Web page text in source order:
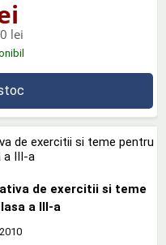
lei
de exercitii si teme
a III-a